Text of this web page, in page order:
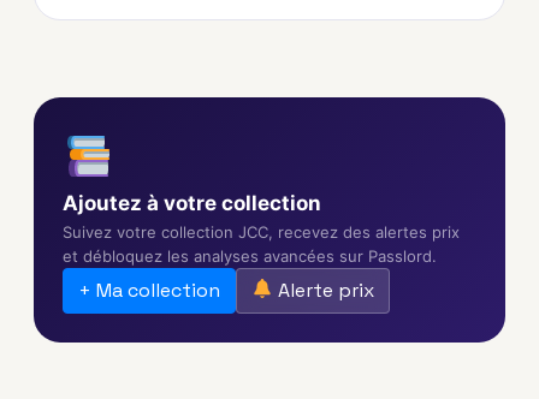
Ajoutez à votre collection
Suivez votre collection JCC, recevez des alertes prix
et débloquez les analyses avancées sur Passlord.
+ Ma collection Alerte prix